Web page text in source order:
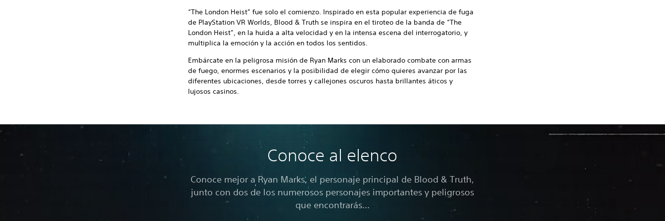
“The London Heist” fue solo el comienzo. Inspirado en esta popular experiencia de fuga
de PlayStation VR Worlds, Blood & Truth se inspira en el tiroteo de la banda de “The
London Heist”, en la huida a alta velocidad y en la intensa escena del interrogatorio, y
multiplica la emoción y la acción en todos los sentidos.
Embárcate en la peligrosa misión de Ryan Marks con un elaborado combate con armas
de fuego, enormes escenarios y la posibilidad de elegir cómo quieres avanzar por las
diferentes ubicaciones, desde torres y callejones oscuros hasta brillantes áticos y
lujosos casinos.
Conoce al elenco
Conoce mejor a Ryan Marks, el personaje principal de Blood & Truth,
junto con dos de los numerosos personajes importantes y peligrosos
que encontrarás…